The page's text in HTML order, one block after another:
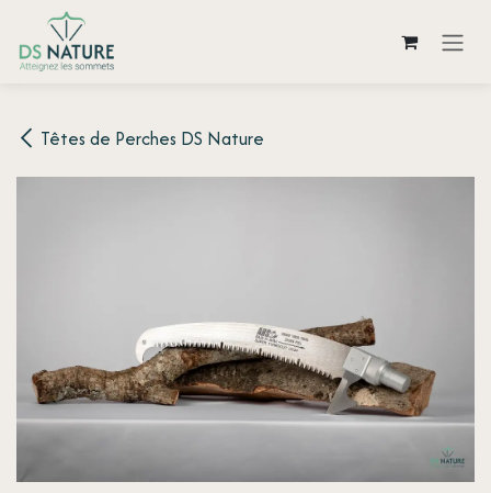
Se rendre au contenu
Têtes de Perches DS Nature